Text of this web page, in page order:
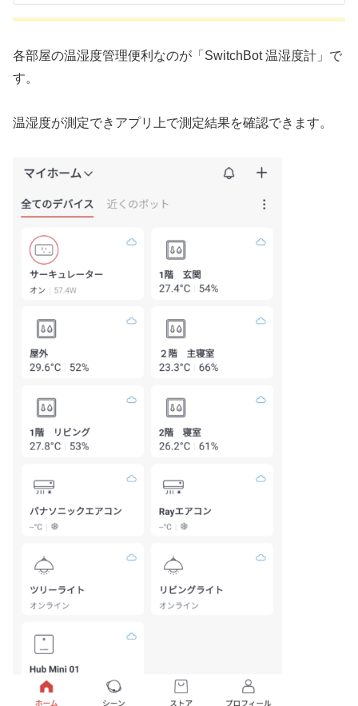
各部屋の温湿度管理便利なのが「SwitchBot 温湿度計」で
す。
温湿度が測定できアプリ上で測定結果を確認できます。